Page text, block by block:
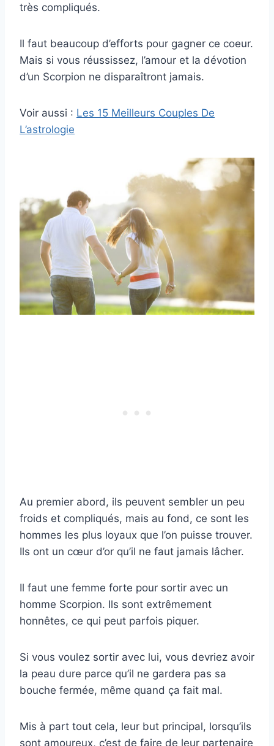
très compliqués.
Il faut beaucoup d’efforts pour gagner ce coeur.
Mais si vous réussissez, l’amour et la dévotion
d’un Scorpion ne disparaîtront jamais.
Voir aussi : Les 15 Meilleurs Couples De
L’astrologie
Au premier abord, ils peuvent sembler un peu
froids et compliqués, mais au fond, ce sont les
hommes les plus loyaux que l’on puisse trouver.
Ils ont un cœur d’or qu’il ne faut jamais lâcher.
Il faut une femme forte pour sortir avec un
homme Scorpion. Ils sont extrêmement
honnêtes, ce qui peut parfois piquer.
Si vous voulez sortir avec lui, vous devriez avoir
la peau dure parce qu’il ne gardera pas sa
bouche fermée, même quand ça fait mal.
Mis à part tout cela, leur but principal, lorsqu’ils
sont amoureux, c’est de faire de leur partenaire